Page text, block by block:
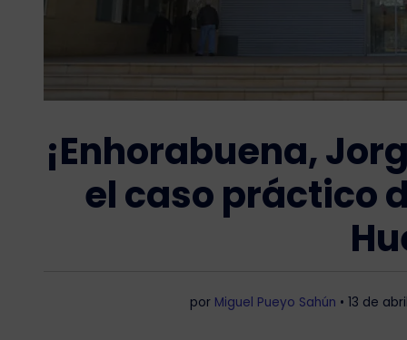
¡Enhorabuena,
el caso práctico
por Miguel Pueyo Sahún • 13 de